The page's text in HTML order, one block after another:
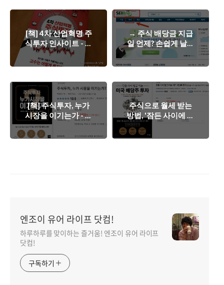
[책] 4차 산업혁명 주
식투자 인사이트 - 투
자의 방향을 짚어주
는 유용한 책.
→ 주식 배당금 지급
일 언제? 손쉽게 날짜
확인 하는 방법!
[책] 주식투자, 누가
시장을 이기는가 - 돈
벌고 싶은 개미들의
필독서.
주식으로 월세 받는
방법, '잠든 사이에 월
급 버는 미국 배당주
엔조이 유어 라이프 닷컴!
하루하루를 맞이하는 즐거움! 엔조이 유어 라이프
닷컴!
구독하기